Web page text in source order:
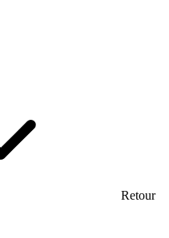
Retour